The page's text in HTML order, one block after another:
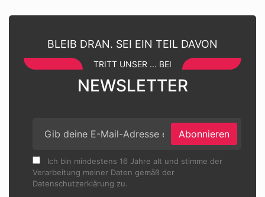
BLEIB DRAN. SEI EIN TEIL DAVON
TRITT UNSER ... BEI
NEWSLETTER
Abonnieren
Ich bin mindestens 16 Jahre alt und stimme der
Verarbeitung meiner Daten gemäß der
Datenschutzerklärung zu.